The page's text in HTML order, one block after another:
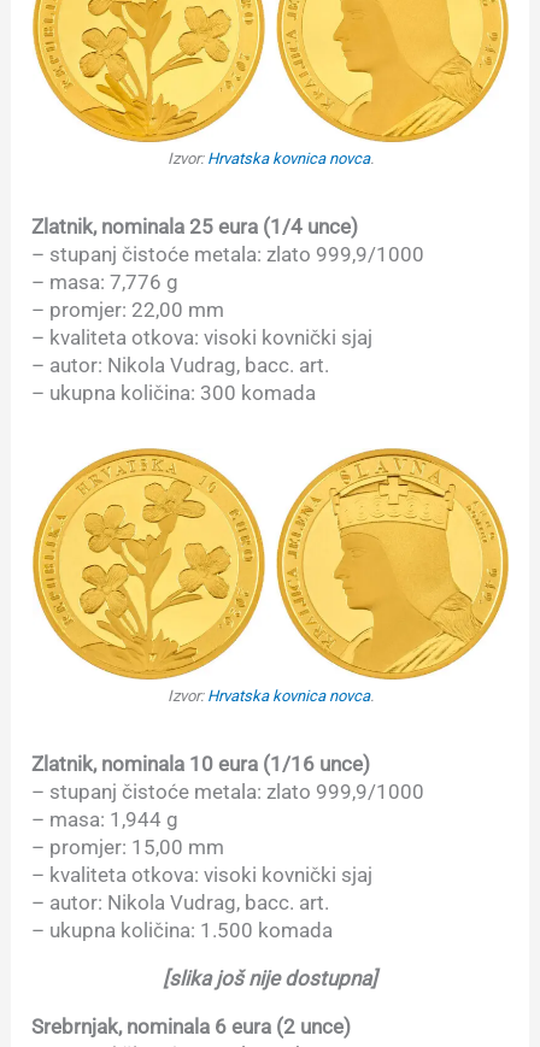
Izvor: Hrvatska kovnica novca.
Zlatnik, nominala 25 eura (1/4 unce)
– stupanj čistoće metala: zlato 999,9/1000
– masa: 7,776 g
– promjer: 22,00 mm
– kvaliteta otkova: visoki kovnički sjaj
– autor: Nikola Vudrag, bacc. art.
– ukupna količina: 300 komada
Izvor: Hrvatska kovnica novca.
Zlatnik, nominala 10 eura (1/16 unce)
– stupanj čistoće metala: zlato 999,9/1000
– masa: 1,944 g
– promjer: 15,00 mm
– kvaliteta otkova: visoki kovnički sjaj
– autor: Nikola Vudrag, bacc. art.
– ukupna količina: 1.500 komada
[slika još nije dostupna]
Srebrnjak, nominala 6 eura (2 unce)